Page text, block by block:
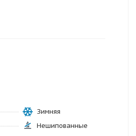
Зимняя
Нешипованные